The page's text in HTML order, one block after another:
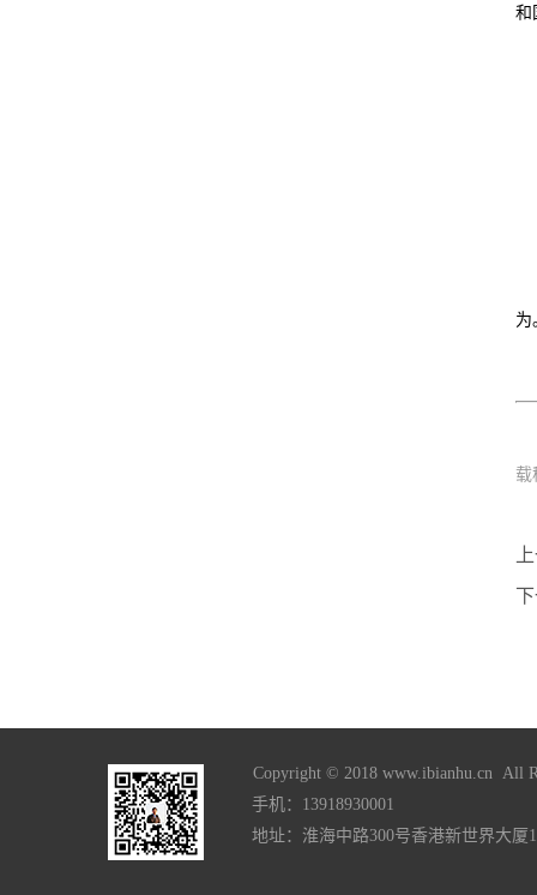
和
为
载
Copyright © 2018 www.ibianhu.cn All
手机：13918930001
地址：淮海中路300号香港新世界大厦